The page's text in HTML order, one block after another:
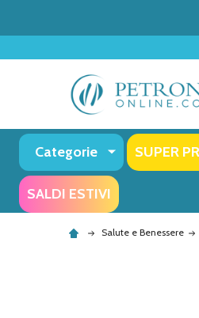
Categorie SUPER
SALDI ESTIVI
Salute e Benessere